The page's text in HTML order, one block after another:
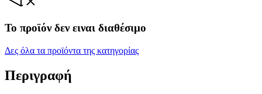
Το προϊόν δεν ειναι διαθέσιμο
Δες όλα τα προϊόντα της κατηγορίας
Περιγραφή